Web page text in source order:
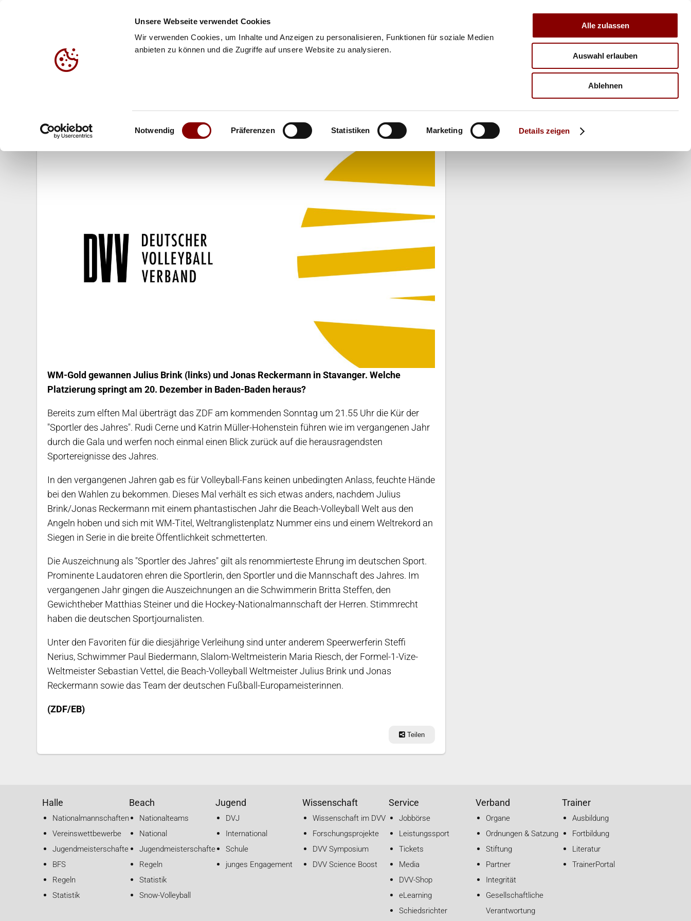
Unsere Webseite verwendet Cookies
Wir verwenden Cookies, um Inhalte und Anzeigen zu personalisieren, Funktionen für soziale Medien
anbieten zu können und die Zugriffe auf unsere Website zu analysieren.
Einwilligungsauswahl
Notwendig Präferenzen Statistiken Marketing Details zeigen
Alle zulassen
Auswahl erlauben
Ablehnen
VERBAND TRAINER
Sportler des Jahres: Daumen drücken für Brink/Reckermann
WM-Gold gewannen Julius Brink (links) und Jonas Reckermann in Stavanger. Welche
Platzierung springt am 20. Dezember in Baden-Baden heraus?
Bereits zum elften Mal überträgt das ZDF am kommenden Sonntag um 21.55 Uhr die Kür der
"Sportler des Jahres". Rudi Cerne und Katrin Müller-Hohenstein führen wie im vergangenen Jahr
durch die Gala und werfen noch einmal einen Blick zurück auf die herausragendsten
Sportereignisse des Jahres.
In den vergangenen Jahren gab es für Volleyball-Fans keinen unbedingten Anlass, feuchte Hände
bei den Wahlen zu bekommen. Dieses Mal verhält es sich etwas anders, nachdem Julius
Brink/Jonas Reckermann mit einem phantastischen Jahr die Beach-Volleyball Welt aus den
Angeln hoben und sich mit WM-Titel, Weltranglistenplatz Nummer eins und einem Weltrekord an
Siegen in Serie in die breite Öffentlichkeit schmetterten.
Die Auszeichnung als "Sportler des Jahres" gilt als renommierteste Ehrung im deutschen Sport.
Prominente Laudatoren ehren die Sportlerin, den Sportler und die Mannschaft des Jahres. Im
vergangenen Jahr gingen die Auszeichnungen an die Schwimmerin Britta Steffen, den
Gewichtheber Matthias Steiner und die Hockey-Nationalmannschaft der Herren. Stimmrecht
haben die deutschen Sportjournalisten.
Unter den Favoriten für die diesjährige Verleihung sind unter anderem Speerwerferin Steffi
Nerius, Schwimmer Paul Biedermann, Slalom-Weltmeisterin Maria Riesch, der Formel-1-Vize-
Weltmeister Sebastian Vettel, die Beach-Volleyball Weltmeister Julius Brink und Jonas
Reckermann sowie das Team der deutschen Fußball-Europameisterinnen.
(ZDF/EB)
Teilen
Halle
Nationalmannschaften
Vereinswettbewerbe
Jugendmeisterschaften
BFS
Regeln
Statistik
Beach
Nationalteams
National
Jugendmeisterschaften
Regeln
Statistik
Snow-Volleyball
Jugend
DVJ
International
Schule
junges Engagement
Wissenschaft
Wissenschaft im DVV
Forschungsprojekte
DVV Symposium
DVV Science Boost
Service
Jobbörse
Leistungssport
Tickets
Media
DVV-Shop
eLearning
Schiedsrichter
Verband
Organe
Ordnungen & Satzung
Stiftung
Partner
Integrität
Gesellschaftliche
Verantwortung
Trainer
Ausbildung
Fortbildung
Literatur
TrainerPortal